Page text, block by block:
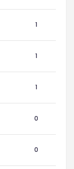
1
1
1
0
0